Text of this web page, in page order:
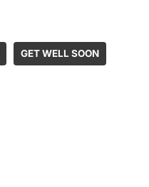
GET WELL SOON